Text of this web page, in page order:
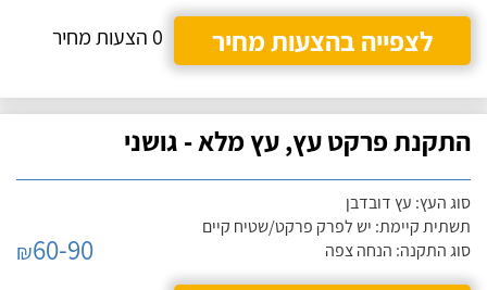
לצפייה בהצעות מחיר
0 הצעות מחיר
התקנת פרקט עץ, עץ מלא - גושני
סוג העץ: עץ דובדבן
תשתית קיימת: יש לפרק פרקט/שטיח קיים
סוג התקנה: הנחה צפה
₪60-90